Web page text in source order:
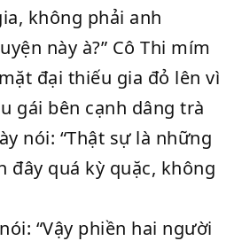
không phải anh
này à?” Cô Thi mím
đại thiếu gia đỏ lên vì
gái bên cạnh dâng trà
nói: “Thật sự là những
đây quá kỳ quặc, không
“Vậy phiền hai người